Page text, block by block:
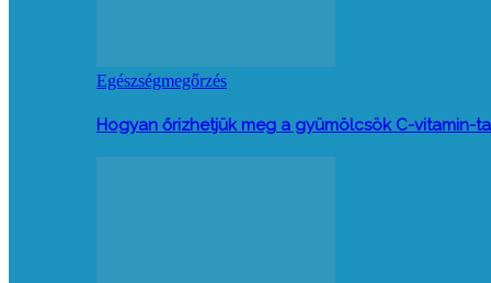
Egészségmegőrzés
Hogyan őrizhetjük meg a gyümölcsök C-vitamin-